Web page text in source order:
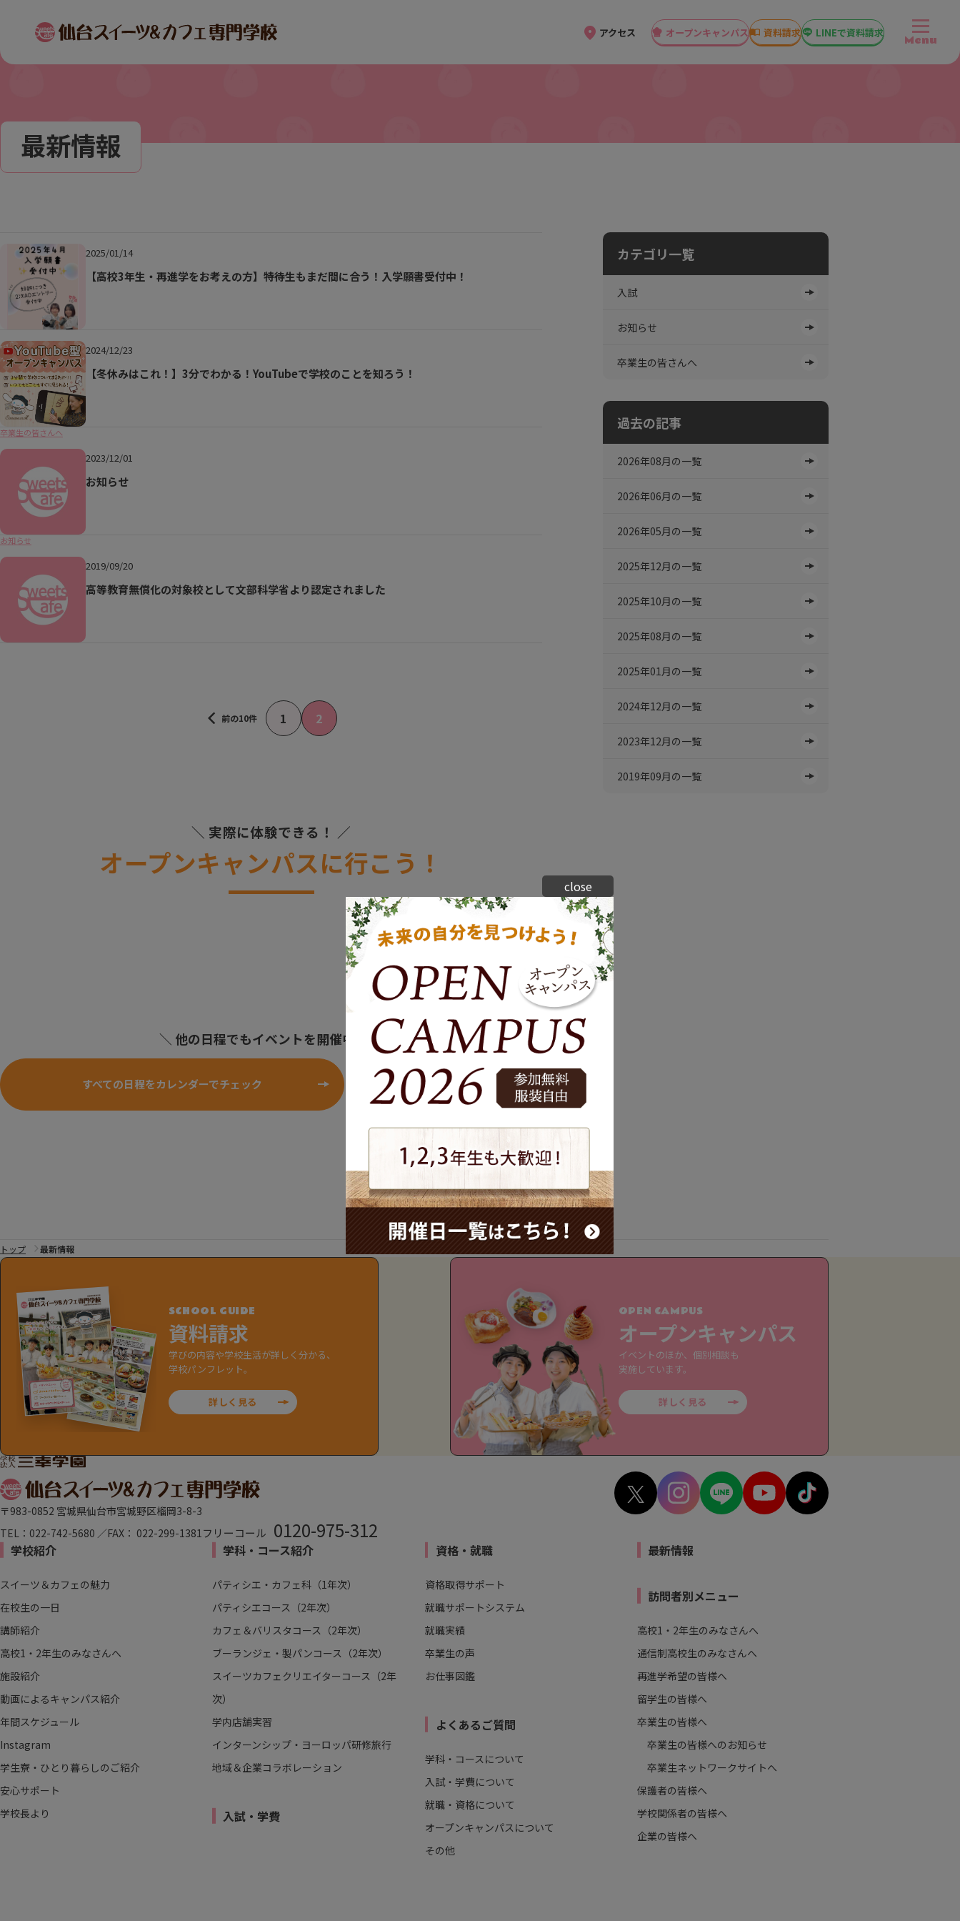
アクセス オープンキャンパス 資料請求 LINEで資料請求
Menu
最新情報
2025/01/14
【高校3年生・再進学をお考えの方】特待生もまだ間に合う！入学願書受付中！
2024/12/23
【冬休みはこれ！】3分でわかる！YouTubeで学校のことを知ろう！
卒業生の皆さんへ
2023/12/01
お知らせ
お知らせ
2019/09/20
高等教育無償化の対象校として文部科学省より認定されました
前の10件 1 2
＼ 実際に体験できる！ ／
オープンキャンパスに行こう！
＼ 他の日程でもイベントを開催中！ ／
すべての日程をカレンダーでチェック
カテゴリ一覧
入試
お知らせ
卒業生の皆さんへ
過去の記事
2026年08月の一覧
2026年06月の一覧
2026年05月の一覧
2025年12月の一覧
2025年10月の一覧
2025年08月の一覧
2025年01月の一覧
2024年12月の一覧
2023年12月の一覧
2019年09月の一覧
トップ 最新情報
SCHOOL GUIDE
資料請求
学びの内容や学校生活が詳しく分かる、
学校パンフレット。
詳しく見る
OPEN CAMPUS
オープンキャンパス
イベントのほか、個別相談も
実施しています。
詳しく見る
〒983-0852 宮城県仙台市宮城野区榴岡3-8-3
TEL：022-742-5680 ／FAX： 022-299-1381 フリーコール 0120-975-312
学校紹介
スイーツ＆カフェの魅力
在校生の一日
講師紹介
高校1・2年生のみなさんへ
施設紹介
動画によるキャンパス紹介
年間スケジュール
Instagram
学生寮・ひとり暮らしのご紹介
安心サポート
学校長より
学科・コース紹介
パティシエ・カフェ科（1年次）
パティシエコース（2年次）
カフェ＆バリスタコース（2年次）
ブーランジェ・製パンコース（2年次）
スイーツカフェクリエイターコース（2年
次）
学内店舗実習
インターンシップ・ヨーロッパ研修旅行
地域＆企業コラボレーション
入試・学費
資格・就職
資格取得サポート
就職サポートシステム
就職実績
卒業生の声
お仕事図鑑
よくあるご質問
学科・コースについて
入試・学費について
就職・資格について
オープンキャンパスについて
その他
最新情報
訪問者別メニュー
高校1・2年生のみなさんへ
通信制高校生のみなさんへ
再進学希望の皆様へ
留学生の皆様へ
卒業生の皆様へ
卒業生の皆様へのお知らせ
卒業生ネットワークサイトへ
保護者の皆様へ
学校関係者の皆様へ
企業の皆様へ
close